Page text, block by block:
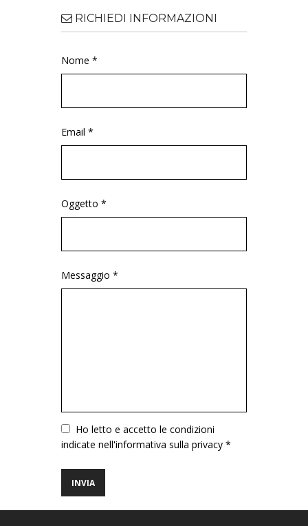
RICHIEDI INFORMAZIONI
Nome *
Email *
Oggetto *
Messaggio *
VuotoHo letto e accetto le condizioni
indicate nell'informativa sulla privacy *